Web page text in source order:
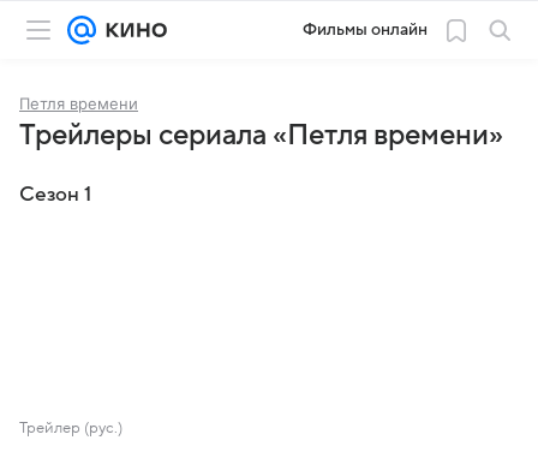
Фильмы онлайн
Петля времени
Трейлеры сериала «Петля времени»
Сезон 1
Трейлер (рус.)